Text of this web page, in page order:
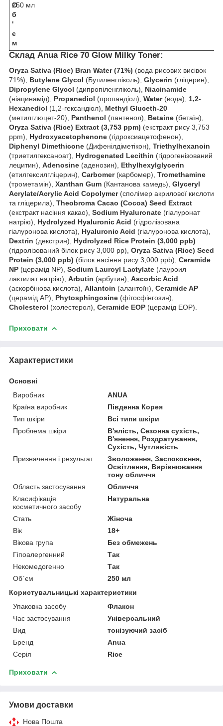
О
б
'
є
м
250 мл
Склад Anua Rice 70 Glow Milky Toner:
Oryza Sativa (Rice) Bran Water (71%) (вода рисових висівок
71%), Butylene Glycol (Бутиленгліколь), Glycerin (гліцерин),
Dipropylene Glycol (дипропіленгліколь), Niacinamide
(ніацинамід), Propanediol (пропандіол), Water(вода), 1,2-
Hexanediol (1,2-гександіол), Methyl Gluceth-20
(метилглюцет-20), Panthenol (пантенол), Betaine (бетаїн),
Oryza Sativa (Rice) Extract (3,753 ppm) (екстракт рису 3,753
ppm), Hydroxyacetophenone (гідроксиацетофенон),
Diphenyl Dimethicone (Дифенілдіметікон), Triethylhexanoin
(триетилгексаноат), Hydrogenated Lecithin (гідрогенізований
лецитин), Adenosine (аденозин), Ethylhexylglycerin
(етилгексилгліцерин), Carbomer(карбомер), Tromethamine
(трометамін), Xanthan Gum (Кантанова камедь), Glyceryl
Acrylate/Acrylic Acid Copolymer(сполімер акрилової кислоти
та гліцерила), Theobroma Cacao (Cocoa) Seed Extract
(екстракт насіння какао), Sodium Hyaluronate (гіалуронат
натрію), Hydrolyzed Hyaluronic Acid (гідролізована
гіалуронова кислота), Hyaluronic Acid (гіалуронова кислота),
Dextrin (декстрин), Hydrolyzed Rice Protein (3,000 ppb)
(гідролізований білок рису 3,000 pp), Oryza Sativa (Rice) Seed
Protein (3,000 ppb) (білок насіння рису 3,000 ppb), Ceramide
NP (церамід NP), Sodium Lauroyl Lactylate (лауроил
лактилат натрію), Arbutin (арбутин), Ascorbic Acid
(аскорбінова кислота), Allantoin (алантоїн), Ceramide AP
(церамід AP), Phytosphingosine (фітосфінгозин),
Cholesterol (холестерол), Ceramide EOP (церамід EOP).
Приховати
Характеристики
Основні
Виробник
ANUA
Країна виробник
Південна Корея
Тип шкіри
Всі типи шкіри
Проблема шкіри
В'ялість, Сезонна сухість,
В'янення, Роздратування,
Сухість, Чутливість
Призначення і результат
Зволоження, Заспокоєння,
Освітлення, Вирівнювання
тону обличчя
Область застосування
Обличчя
Класифікація
косметичного засобу
Натуральна
Стать
Жіноча
Вік
18+
Вікова група
Без обмежень
Гіпоалергенний
Так
Некомедогенно
Так
Об`єм
250 мл
Користувальницькі характеристики
Упаковка засобу
Флакон
Час застосування
Універсальний
Вид
тонізуючий засіб
Бренд
Anua
Серія
Rice
Приховати
Умови доставки
Нова Пошта